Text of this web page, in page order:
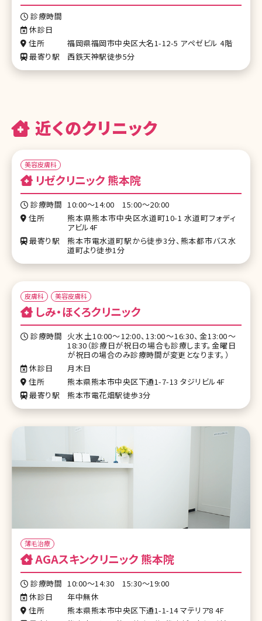
診療時間
休診日
住所
福岡県福岡市中央区大名1-12-5 アペゼビル 4階
最寄り駅
西鉄天神駅徒歩5分
近くのクリニック
美容皮膚科
リゼクリニック 熊本院
診療時間 10:00～14:00 15:00～20:00
住所
熊本県熊本市中央区水道町10-1 水道町フォディ
アビル4F
最寄り駅
熊本市電水道町駅から徒歩3分、熊本都市バス水
道町より徒歩1分
皮膚科 美容皮膚科
しみ・ほくろクリニック
診療時間 火水土10:00～12:00、13:00～16:30、金13:00～
18:30（診療日が祝日の場合も診療します。金曜日
が祝日の場合のみ診療時間が変更となります。）
休診日
月木日
住所
熊本県熊本市中央区下通1-7-13 タジリビル4F
最寄り駅
熊本市電花畑駅徒歩3分
薄毛治療
AGAスキンクリニック 熊本院
診療時間 10:00～14:30 15:30～19:00
休診日
年中無休
住所
熊本県熊本市中央区下通1-1-14 マテリア8 4F